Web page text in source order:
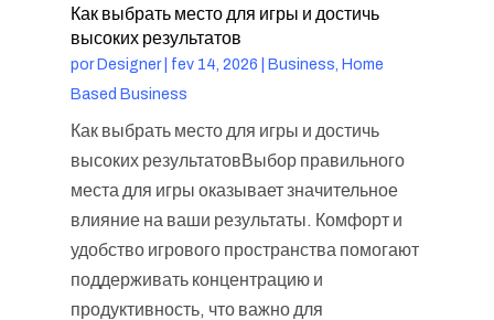
Как выбрать место для игры и достичь
высоких результатов
por Designer| fev 14, 2026
Business, Home
Based Business
Как выбрать место для игры и достичь
высоких результатовВыбор правильного
места для игры оказывает значительное
влияние на ваши результаты. Комфорт и
удобство игрового пространства помогают
поддерживать концентрацию и
продуктивность, что важно для